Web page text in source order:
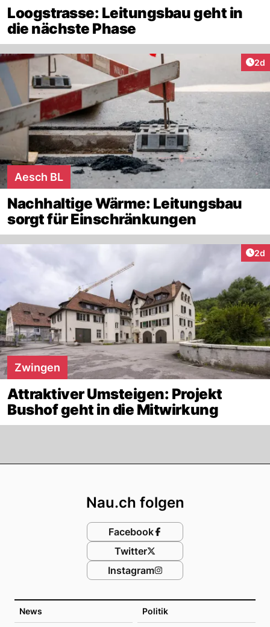
Loogstrasse: Leitungsbau geht in
die nächste Phase
2d
Aesch BL
Nachhaltige Wärme: Leitungsbau
sorgt für Einschränkungen
2d
Zwingen
Attraktiver Umsteigen: Projekt
Bushof geht in die Mitwirkung
News Politik
Nau.ch folgen
Facebook
Twitter
Instagram